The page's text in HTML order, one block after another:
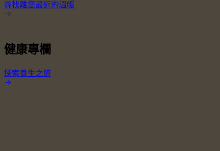
尋找離您最近的溫暖
健康專欄
探索養生之道